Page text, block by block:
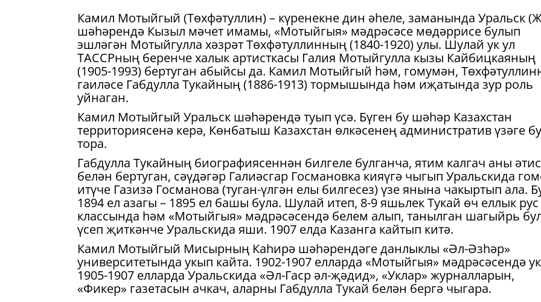
Камил Мотыйгый (Төхфәтуллин) – күренекне дин әһеле, заманында Уральск
шәһәрендә Кызыл мәчет имамы, «Мотыйгыя» мәдрәсәсе мөдәррисе булып
эшләгән Мотыйгулла хәзрәт Төхфәтуллинның (1840-1920) улы. Шулай ук ул
ТАССРның беренче халык артисткасы Галия Мотыйгулла кызы Кайбицкаяның
(1905-1993) бертуган абыйсы да. Камил Мотыйгый һәм, гомумән,
гаиләсе Габдулла Тукайның (1886-1913) тормышында һәм иҗатында зур роль
уйнаган.
Камил Мотыйгый Уральск шәһәрендә туып үсә. Бүген бу шәһәр Казахстан
территориясенә керә, Көнбатыш Казахстан өлкәсенең административ үзәге
тора.
Габдулла Тукайның биографиясеннән билгеле булганча, ятим калгач аны
белән бертуган, сәүдәгәр Галиәсгар Госмановка кияүгә чыгып Уральскида
итүче Газизә Госманова (туган-үлгән елы билгесез) үзе янына чакыртып ала.
1894 ел азагы – 1895 ел башы була. Шулай итеп, 8-9 яшьлек Тукай өч еллык рус
классында һәм «Мотыйгыя» мәдрәсәсендә белем алып, танылган шагыйрь
үсеп җиткәнче Уральскида яши. 1907 елда Казанга кайтып китә.
Камил Мотыйгый Мисырның Каһирә шәһәрендәге данлыклы «Әл-Әзһәр»
университетында укып кайта. 1902-1907 елларда «Мотыйгыя» мәдрәсәсендә
1905-1907 елларда Уральскида «Әл-Гаср әл-җәдид», «Уклар» журналларын,
«Фикер» газетасын ачкач, аларны Габдулла Тукай белән бергә чыгара.